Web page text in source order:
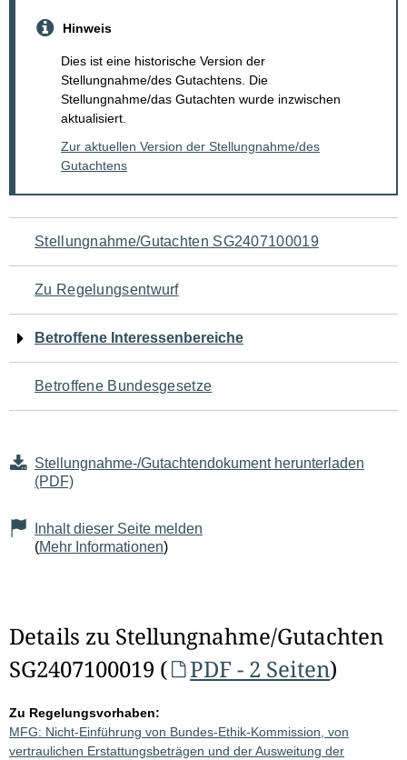
Hinweis
Dies ist eine historische Version der
Stellungnahme/des Gutachtens. Die
Stellungnahme/das Gutachten wurde inzwischen
aktualisiert.
Zur aktuellen Version der Stellungnahme/des
Gutachtens
Navigation
für
den
Seiteninhalt
Stellungnahme/Gutachten SG2407100019
Zu Regelungsentwurf
Betroffene Interessenbereiche
Betroffene Bundesgesetze
Stellungnahme-/Gutachtendokument herunterladen
(PDF)
Inhalt dieser Seite melden
(Mehr Informationen)
Details zu Stellungnahme/Gutachten
SG2407100019 (
PDF - 2 Seiten)
Zu Regelungsvorhaben:
MFG: Nicht-Einführung von Bundes-Ethik-Kommission, von
vertraulichen Erstattungsbeträgen und der Ausweitung der